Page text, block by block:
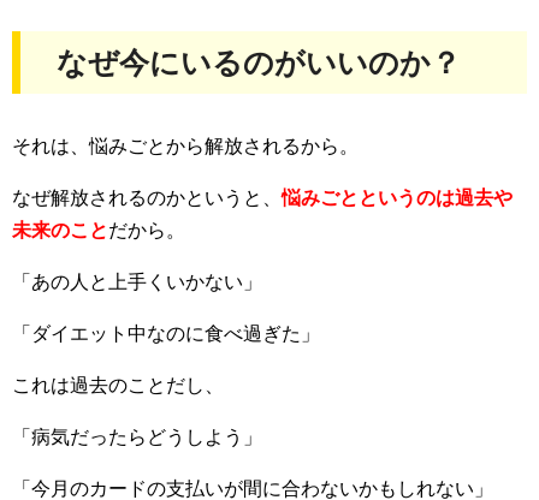
なぜ今にいるのがいいのか？
それは、悩みごとから解放されるから。
なぜ解放されるのかというと、悩みごとというのは過去や
未来のことだから。
「あの人と上手くいかない」
「ダイエット中なのに食べ過ぎた」
これは過去のことだし、
「病気だったらどうしよう」
「今月のカードの支払いが間に合わないかもしれない」